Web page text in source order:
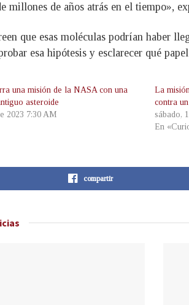
millones de años atrás en el tiempo»,
que esas moléculas podrían haber
esa hipótesis y esclarecer qué
una misión de la NASA con una
asteroide
2023 7:30 AM
La
contra
sábado,
En
compartir